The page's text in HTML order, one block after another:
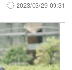
2023/03/29 09:31